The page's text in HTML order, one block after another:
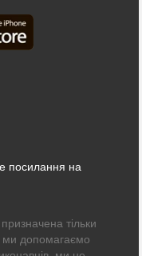
посилання на
тільки
ми допомагаємо